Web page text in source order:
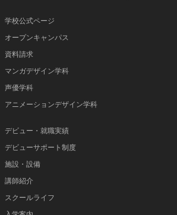
学校公式ページ
オープンキャンパス
資料請求
マンガデザイン学科
声優学科
アニメーションデザイン学科
デビュー・就職実績
デビューサポート制度
施設・設備
講師紹介
スクールライフ